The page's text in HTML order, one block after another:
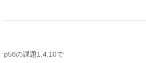
p58の課題1.4.10で